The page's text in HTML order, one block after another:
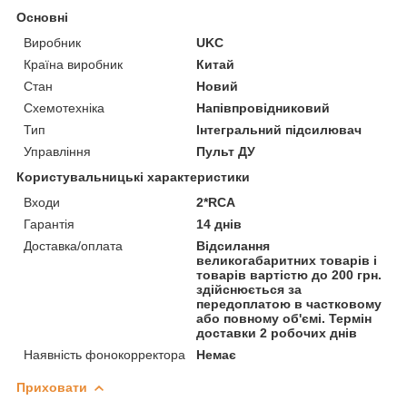
Основні
Виробник
UKC
Країна виробник
Китай
Стан
Новий
Схемотехніка
Напівпровідниковий
Тип
Інтегральний підсилювач
Управління
Пульт ДУ
Користувальницькі характеристики
Входи
2*RCA
Гарантія
14 днів
Доставка/оплата
Відсилання
великогабаритних товарів і
товарів вартістю до 200 грн.
здійснюється за
передоплатою в частковому
або повному об'ємі. Термін
доставки 2 робочих днів
Наявність фонокорректора
Немає
Приховати